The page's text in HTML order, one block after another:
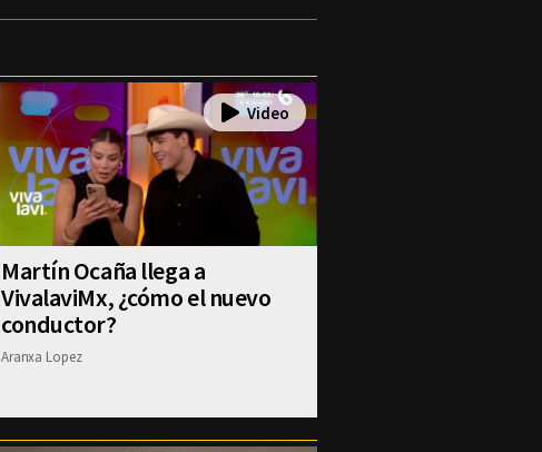
Martín Ocaña llega a
VivalaviMx, ¿cómo el nuevo
conductor?
Aranxa Lopez